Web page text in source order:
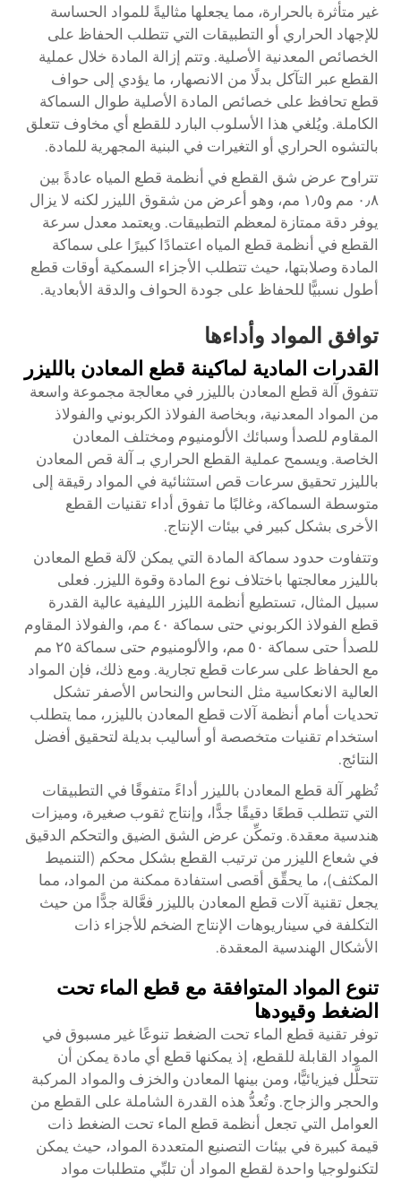
غير متأثرة بالحرارة، مما يجعلها مثاليةً للمواد الحساسة
للإجهاد الحراري أو التطبيقات التي تتطلب الحفاظ على
الخصائص المعدنية الأصلية. وتتم إزالة المادة خلال عملية
القطع عبر التآكل بدلًا من الانصهار، ما يؤدي إلى حواف
قطع تحافظ على خصائص المادة الأصلية طوال السماكة
الكاملة. ويُلغي هذا الأسلوب البارد للقطع أي مخاوف تتعلق
بالتشوه الحراري أو التغيرات في البنية المجهرية للمادة.
تتراوح عرض شق القطع في أنظمة قطع المياه عادةً بين
٠٫٨ مم و١٫٥ مم، وهو أعرض من شقوق الليزر لكنه لا يزال
يوفر دقة ممتازة لمعظم التطبيقات. ويعتمد معدل سرعة
القطع في أنظمة قطع المياه اعتمادًا كبيرًا على سماكة
المادة وصلابتها، حيث تتطلب الأجزاء السمكية أوقات قطع
أطول نسبيًّا للحفاظ على جودة الحواف والدقة الأبعادية.
توافق المواد وأداءها
القدرات المادية لماكينة قطع المعادن بالليزر
تتفوق آلة قطع المعادن بالليزر في معالجة مجموعة واسعة
من المواد المعدنية، وبخاصة الفولاذ الكربوني والفولاذ
المقاوم للصدأ وسبائك الألومنيوم ومختلف المعادن
الخاصة. ويسمح عملية القطع الحراري بـ آلة قص المعادن
بالليزر تحقيق سرعات قص استثنائية في المواد رقيقة إلى
متوسطة السماكة، وغالبًا ما تفوق أداء تقنيات القطع
الأخرى بشكل كبير في بيئات الإنتاج.
وتتفاوت حدود سماكة المادة التي يمكن لآلة قطع المعادن
بالليزر معالجتها باختلاف نوع المادة وقوة الليزر. فعلى
سبيل المثال، تستطيع أنظمة الليزر الليفية عالية القدرة
قطع الفولاذ الكربوني حتى سماكة ٤٠ مم، والفولاذ المقاوم
للصدأ حتى سماكة ٥٠ مم، والألومنيوم حتى سماكة ٢٥ مم
مع الحفاظ على سرعات قطع تجارية. ومع ذلك، فإن المواد
العالية الانعكاسية مثل النحاس والنحاس الأصفر تشكل
تحديات أمام أنظمة آلات قطع المعادن بالليزر، مما يتطلب
استخدام تقنيات متخصصة أو أساليب بديلة لتحقيق أفضل
النتائج.
تُظهر آلة قطع المعادن بالليزر أداءً متفوقًا في التطبيقات
التي تتطلب قطعًا دقيقًا جدًّا، وإنتاج ثقوب صغيرة، وميزات
هندسية معقدة. وتمكِّن عرض الشق الضيق والتحكم الدقيق
في شعاع الليزر من ترتيب القطع بشكل محكم (التنميط
المكثف)، ما يحقِّق أقصى استفادة ممكنة من المواد، مما
يجعل تقنية آلات قطع المعادن بالليزر فعَّالة جدًّا من حيث
التكلفة في سيناريوهات الإنتاج الضخم للأجزاء ذات
الأشكال الهندسية المعقدة.
تنوع المواد المتوافقة مع قطع الماء تحت
الضغط وقيودها
توفر تقنية قطع الماء تحت الضغط تنوعًا غير مسبوق في
المواد القابلة للقطع، إذ يمكنها قطع أي مادة يمكن أن
تتحلَّل فيزيائيًّا، ومن بينها المعادن والخزف والمواد المركبة
والحجر والزجاج. وتُعدُّ هذه القدرة الشاملة على القطع من
العوامل التي تجعل أنظمة قطع الماء تحت الضغط ذات
قيمة كبيرة في بيئات التصنيع المتعددة المواد، حيث يمكن
لتكنولوجيا واحدة لقطع المواد أن تلبِّي متطلبات مواد